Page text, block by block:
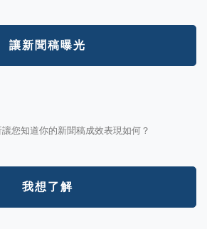
讓新聞稿曝光
您知道你的新聞稿成效表現如何？
我想了解